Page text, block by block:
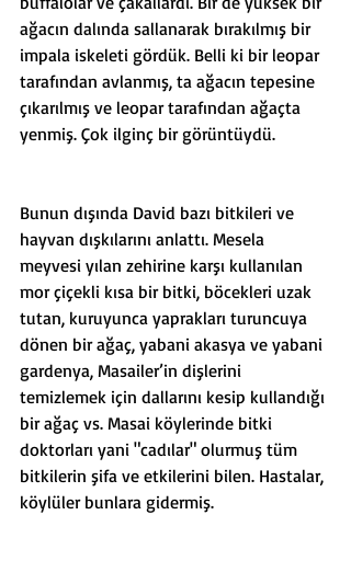
ağacın dalında sallanarak bırakılmış bir
impala iskeleti gördük. Belli ki bir leopar
tarafından avlanmış, ta ağacın tepesine
çıkarılmış ve leopar tarafından ağaçta
yenmiş. Çok ilginç bir görüntüydü.
Bunun dışında David bazı bitkileri ve
hayvan dışkılarını anlattı. Mesela
meyvesi yılan zehirine karşı kullanılan
mor çiçekli kısa bir bitki, böcekleri uzak
tutan, kuruyunca yaprakları turuncuya
dönen bir ağaç, yabani akasya ve yabani
gardenya, Masailer’in dişlerini
temizlemek için dallarını kesip kullandığı
bir ağaç vs. Masai köylerinde bitki
doktorları yani "cadılar" olurmuş tüm
bitkilerin şifa ve etkilerini bilen. Hastalar,
köylüler bunlara gidermiş.